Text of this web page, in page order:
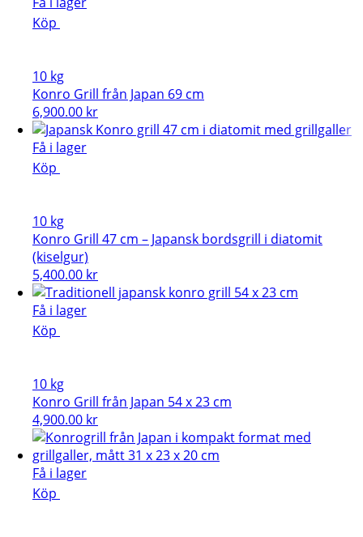
Köp
10 kg
Konro Grill från Japan 69 cm
6,900.00 kr
Få i lager
Köp
10 kg
Konro Grill 47 cm – Japansk bordsgrill i diatomit
(kiselgur)
5,400.00 kr
Få i lager
Köp
10 kg
Konro Grill från Japan 54 x 23 cm
4,900.00 kr
Få i lager
Köp